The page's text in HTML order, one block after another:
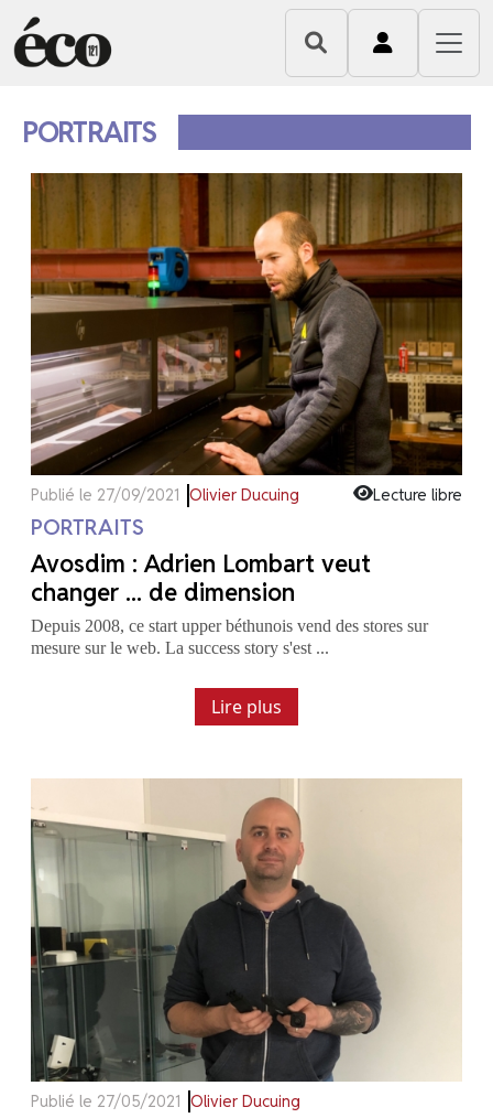
PORTRAITS
Publié le 27/09/2021 Olivier Ducuing Lecture libre
PORTRAITS
Avosdim : Adrien Lombart veut
changer ... de dimension
Depuis 2008, ce start upper béthunois vend des stores sur
mesure sur le web. La success story s'est ...
Lire plus
Publié le 27/05/2021 Olivier Ducuing